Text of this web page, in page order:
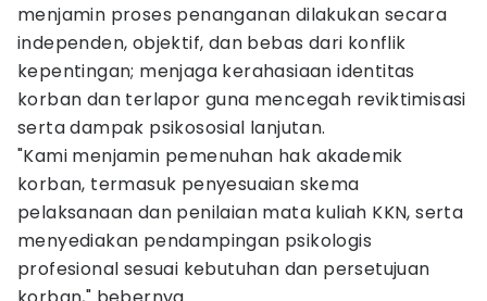
menjamin proses penanganan dilakukan secara
independen, objektif, dan bebas dari konflik
kepentingan; menjaga kerahasiaan identitas
korban dan terlapor guna mencegah reviktimisasi
serta dampak psikososial lanjutan.
"Kami menjamin pemenuhan hak akademik
korban, termasuk penyesuaian skema
pelaksanaan dan penilaian mata kuliah KKN, serta
menyediakan pendampingan psikologis
profesional sesuai kebutuhan dan persetujuan